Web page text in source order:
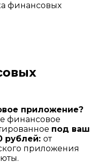
финансовых
приложение?
финансовое
под ваш
рублей: от
приложения